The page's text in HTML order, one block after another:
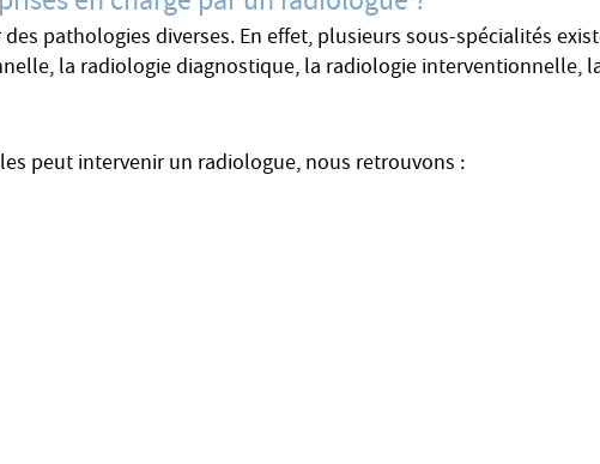
pathologies diverses. En effet, plusieurs sous-spécialités
la radiologie diagnostique, la radiologie interventionnelle,
peut intervenir un radiologue, nous retrouvons :